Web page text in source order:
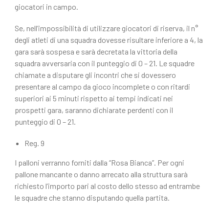
giocatori in campo.
Se, nell’impossibilità di utilizzare giocatori di riserva, il n°
degli atleti di una squadra dovesse risultare inferiore a 4, la
gara sarà sospesa e sarà decretata la vittoria della
squadra avversaria con il punteggio di 0 – 21. Le squadre
chiamate a disputare gli incontri che si dovessero
presentare al campo da gioco incomplete o con ritardi
superiori ai 5 minuti rispetto ai tempi indicati nei
prospetti gara, saranno dichiarate perdenti con il
punteggio di 0 – 21.
Reg. 9
I palloni verranno forniti dalla “Rosa Bianca”. Per ogni
pallone mancante o danno arrecato alla struttura sarà
richiesto l’importo pari al costo dello stesso ad entrambe
le squadre che stanno disputando quella partita.